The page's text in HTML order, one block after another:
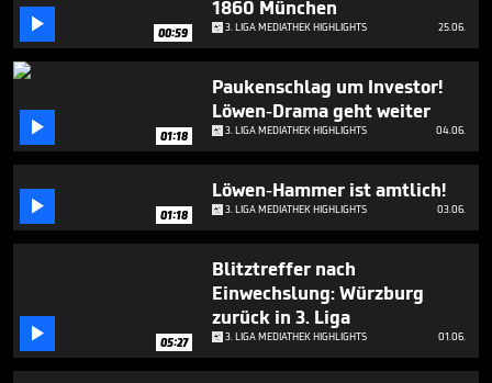
minutes,
seconds
 00:59
1860 München
3. LIGA MEDIATHEK HIGHLIGHTS 25.06.
 01:18
Paukenschlag um Investor!
Löwen-Drama geht weiter
3. LIGA MEDIATHEK HIGHLIGHTS 04.06.
 01:18
Löwen-Hammer ist amtlich!
3. LIGA MEDIATHEK HIGHLIGHTS 03.06.
 05:27
Blitztreffer nach
Einwechslung: Würzburg
zurück in 3. Liga
3. LIGA MEDIATHEK HIGHLIGHTS 01.06.